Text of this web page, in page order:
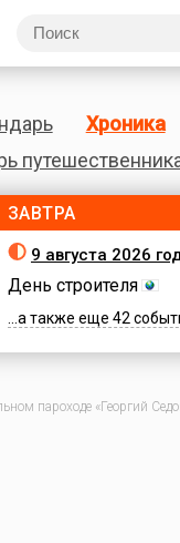
Хроника
ЗАВТРА
9 августа 2026
День строителя
...а также еще 42
пароходе «Георгий